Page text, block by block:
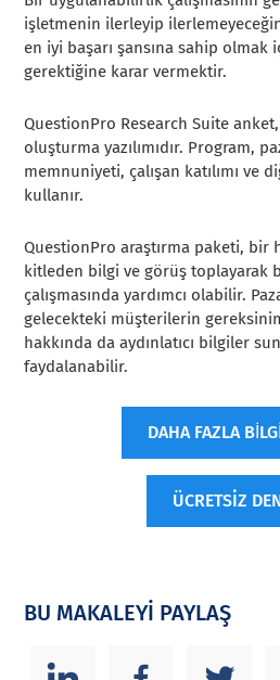
işletmenin ilerleyip
en iyi başarı şansına sahip olmak
gerektiğine karar vermektir.
QuestionPro Research Suite
oluşturma yazılımıdır. Program,
memnuniyeti, çalışan katılımı ve
kullanır.
QuestionPro araştırma paketi, bir
kitleden bilgi ve görüş toplayarak
çalışmasında yardımcı olabilir.
gelecekteki müşterilerin
hakkında da aydınlatıcı bilgiler
faydalanabilir.
DAHA FAZLA
ÜCRETSİZ
BU MAKALEYİ PAYLAŞ